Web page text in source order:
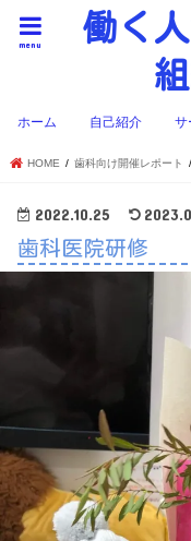
働く
menu
ホーム 自己紹介 サ
HOME 歯科向け開催レポート
2022.10.25
歯科医院研修